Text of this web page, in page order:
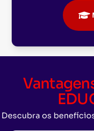
Descubra os